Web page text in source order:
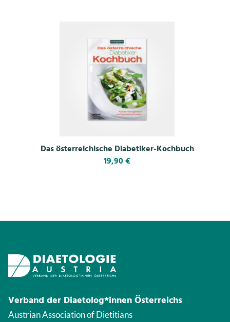
Das österreichische Diabetiker-Kochbuch
19,90€
Verband der Diaetolog*innen Österreichs
Austrian Association of Dietitians